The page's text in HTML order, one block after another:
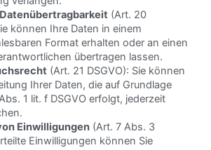
(Art. 20
können Ihre Daten in einem
Format erhalten oder an einen
übertragen lassen.
(Art. 21 DSGVO): Sie können
Ihrer Daten, die auf Grundlage
1 lit. f DSGVO erfolgt, jederzeit
Einwilligungen(Art. 7 Abs. 3
Einwilligungen können Sie